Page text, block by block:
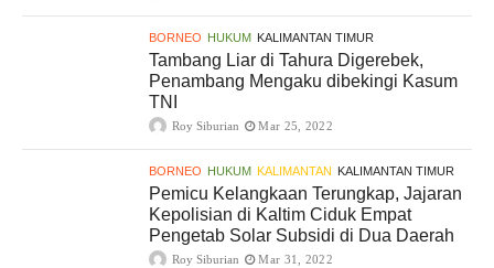
BORNEO HUKUM KALIMANTAN TIMUR
Tambang Liar di Tahura Digerebek,
Penambang Mengaku dibekingi Kasum
TNI
Roy Siburian Mar 25, 2022
BORNEO HUKUM KALIMANTAN KALIMANTAN TIMUR
Pemicu Kelangkaan Terungkap, Jajaran
Kepolisian di Kaltim Ciduk Empat
Pengetab Solar Subsidi di Dua Daerah
Roy Siburian Mar 31, 2022